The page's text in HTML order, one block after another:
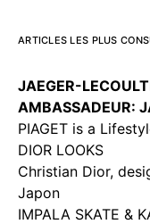
ARTICLES LES PLUS
JAEGER-
AMBASSADEUR:
PIAGET is a
DIOR LOOKS
Christian Dior,
Japon
IMPALA SKATE &